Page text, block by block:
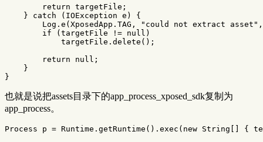
return targetFile ;
}
catch ( IOException e )
{
Log . e ( XposedApp . TAG , "could not extract asset" ,
if
( targetFile != null )
targetFile . delete ();
return
null ;
}
}
也就是说把assets目录下的app_process_xposed_sdk复制为
app_process。
Process p = Runtime . getRuntime (). exec ( new String {